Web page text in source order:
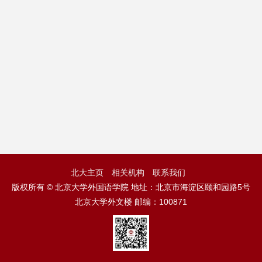
北大主页 相关机构
联系我们
版权所有 © 北京大学外国语学院 地址：北京市海淀区颐和园路5号
北京大学外文楼 邮编：100871